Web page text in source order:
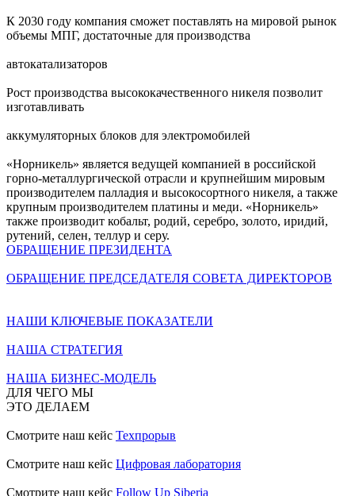
К 2030 году компания сможет поставлять на мировой рынок
объемы МПГ, достаточные для производства
автокатализаторов
Рост производства высококачественного никеля позволит
изготавливать
аккумуляторных блоков для электромобилей
«Норникель» является ведущей компанией в российской
горно-металлургической отрасли и крупнейшим мировым
производителем палладия и высокосортного никеля, а также
крупным производителем платины и меди. «Норникель»
также производит кобальт, родий, серебро, золото, иридий,
рутений, селен, теллур и серу.
ОБРАЩЕНИЕ ПРЕЗИДЕНТА
ОБРАЩЕНИЕ ПРЕДСЕДАТЕЛЯ СОВЕТА ДИРЕКТОРОВ
НАШИ КЛЮЧЕВЫЕ ПОКАЗАТЕЛИ
НАША СТРАТЕГИЯ
НАША БИЗНЕС-МОДЕЛЬ
ДЛЯ ЧЕГО МЫ
ЭТО ДЕЛАЕМ
Смотрите наш кейс Техпрорыв
Смотрите наш кейс Цифровая лаборатория
Смотрите наш кейс Follow Up Siberia